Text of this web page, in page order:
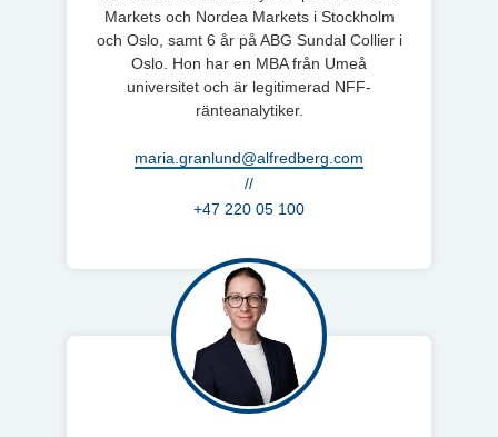
Markets och Nordea Markets i Stockholm
och Oslo, samt 6 år på ABG Sundal Collier i
Oslo. Hon har en MBA från Umeå
universitet och är legitimerad NFF-
ränteanalytiker.
maria.granlund@alfredberg.com
//
+47 220 05 100